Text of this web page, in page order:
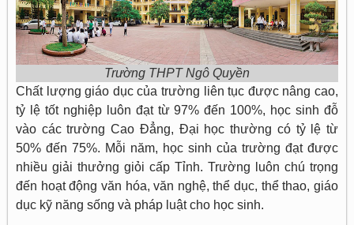
Trường THPT Ngô Quyền
Chất lượng giáo dục của trường liên tục được nâng cao,
tỷ lệ tốt nghiệp luôn đạt từ 97% đến 100%, học sinh đỗ
vào các trường Cao Đẳng, Đại học thường có tỷ lệ từ
50% đến 75%. Mỗi năm, học sinh của trường đạt được
nhiều giải thưởng giỏi cấp Tỉnh. Trường luôn chú trọng
đến hoạt động văn hóa, văn nghệ, thể dục, thể thao, giáo
dục kỹ năng sống và pháp luật cho học sinh.